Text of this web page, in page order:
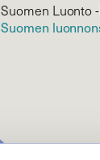
Suomen Luonto
Suomen